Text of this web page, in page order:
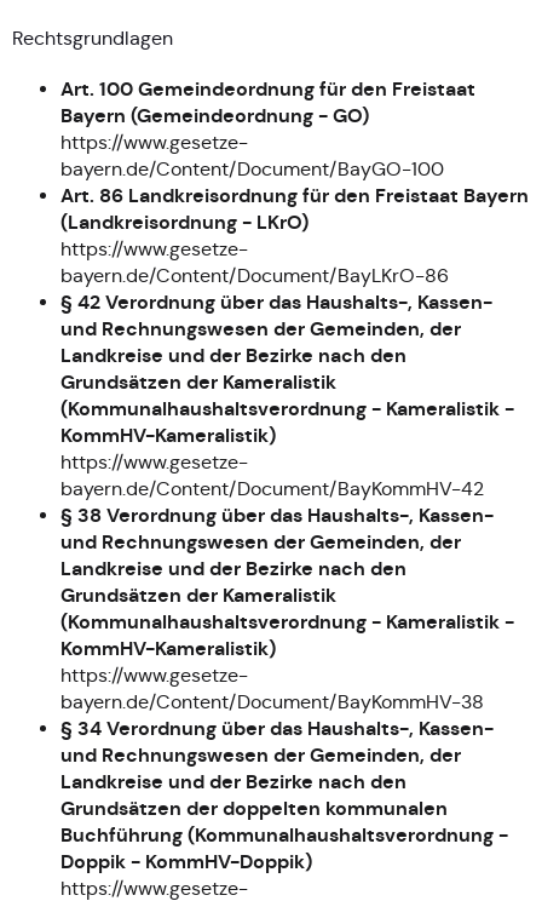
Rechtsgrundlagen
Art. 100 Gemeindeordnung für den Freistaat
Bayern (Gemeindeordnung - GO)
https://www.gesetze-
bayern.de/Content/Document/BayGO-100
Art. 86 Landkreisordnung für den Freistaat Bayern
(Landkreisordnung - LKrO)
https://www.gesetze-
bayern.de/Content/Document/BayLKrO-86
§ 42 Verordnung über das Haushalts-, Kassen-
und Rechnungswesen der Gemeinden, der
Landkreise und der Bezirke nach den
Grundsätzen der Kameralistik
(Kommunalhaushaltsverordnung - Kameralistik -
KommHV-Kameralistik)
https://www.gesetze-
bayern.de/Content/Document/BayKommHV-42
§ 38 Verordnung über das Haushalts-, Kassen-
und Rechnungswesen der Gemeinden, der
Landkreise und der Bezirke nach den
Grundsätzen der Kameralistik
(Kommunalhaushaltsverordnung - Kameralistik -
KommHV-Kameralistik)
https://www.gesetze-
bayern.de/Content/Document/BayKommHV-38
§ 34 Verordnung über das Haushalts-, Kassen-
und Rechnungswesen der Gemeinden, der
Landkreise und der Bezirke nach den
Grundsätzen der doppelten kommunalen
Buchführung (Kommunalhaushaltsverordnung -
Doppik - KommHV-Doppik)
https://www.gesetze-